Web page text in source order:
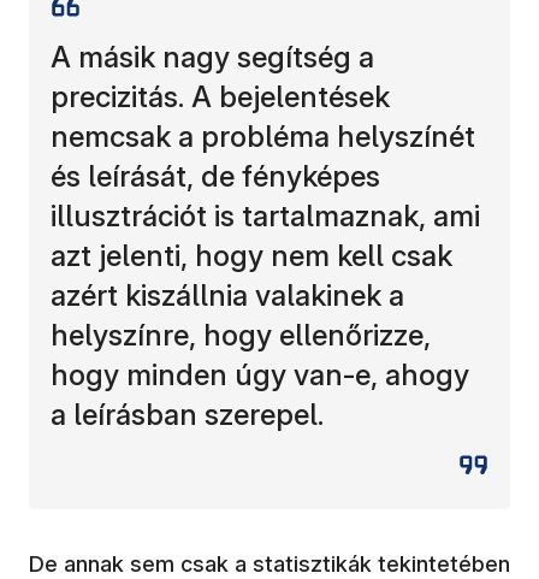
A másik nagy segítség a
precizitás. A bejelentések
nemcsak a probléma helyszínét
és leírását, de fényképes
illusztrációt is tartalmaznak, ami
azt jelenti, hogy nem kell csak
azért kiszállnia valakinek a
helyszínre, hogy ellenőrizze,
hogy minden úgy van-e, ahogy
a leírásban szerepel.
De annak sem csak a statisztikák tekintetében